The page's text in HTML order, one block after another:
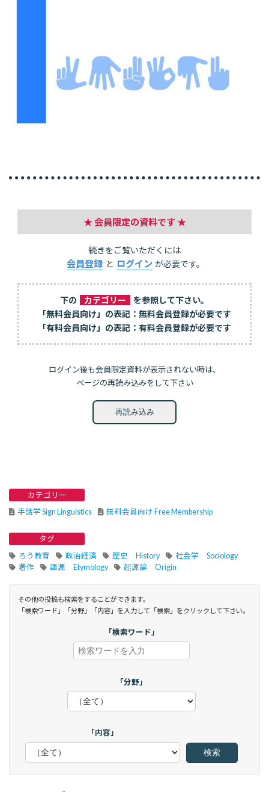
★ 会員限定の資料です ★
続きをご覧いただくには
会員登録 と ログイン が必要です。
下の カテゴリー
を参照して下さい。
「無料会員向け」の表記：無料会員登録が必要です
「有料会員向け」の表記：有料会員登録が必要です
ログイン後も会員限定資料が表示されない時は、
ページの再読み込みをして下さい
再読み込み
カテゴリー
手話学 Sign Linguistics
無料会員向け Free Membership
タグ
ろう教育
政治経済 歴史 History
社会学 Sociology
著作
語源 Etymology 起源論 Origin
その他の投稿も検索をすることができます。
「検索ワード」「分野」「内容」を入力して「検索」をクリックして下さい。
「検索ワード」
「分野」
「内容」